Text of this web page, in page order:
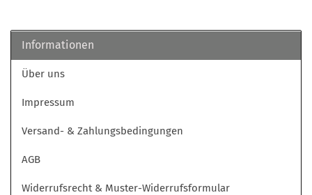
Informationen
Über uns
Impressum
Versand- & Zahlungsbedingungen
AGB
Widerrufsrecht & Muster-Widerrufsformular